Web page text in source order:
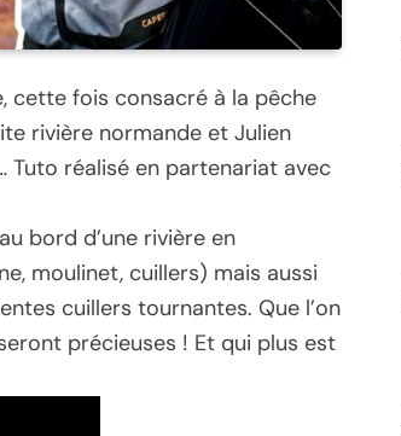
cette fois consacré à la pêche
rivière normande et Julien
Tuto réalisé en partenariat avec
bord d’une rivière en
moulinet, cuillers) mais aussi
cuillers tournantes. Que l’on
précieuses ! Et qui plus est